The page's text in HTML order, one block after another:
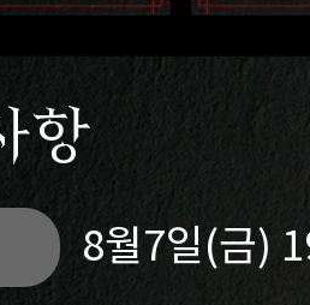
항
8월7일(금)